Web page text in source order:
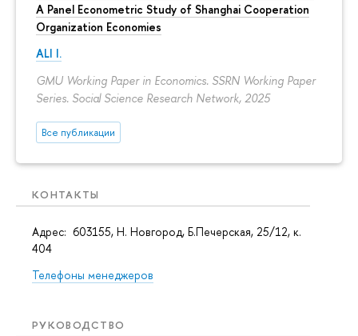
A Panel Econometric Study of Shanghai Cooperation
Organization Economies
ALI I.
GMU Working Paper in Economics. SSRN Working Paper
Series. Social Science Research Network, 2025
Все публикации
КОНТАКТЫ
Адрес: 603155, Н. Новгород, Б.Печерская, 25/12, к.
404
Телефоны менеджеров
РУКОВОДСТВО